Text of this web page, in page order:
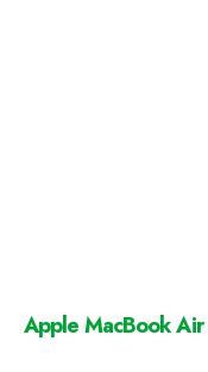
Apple MacBook